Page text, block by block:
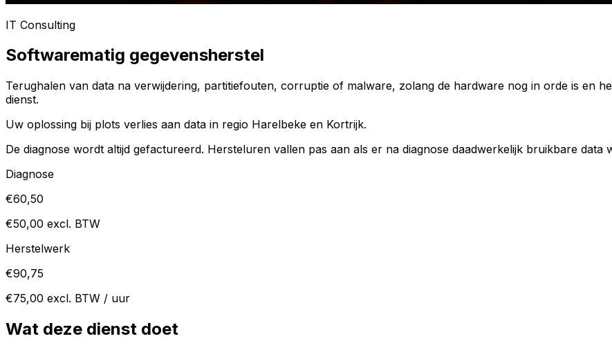
IT Consulting
Softwarematig gegevensherstel
Terughalen van data na verwijdering, partitiefouten, corruptie of malware, zolang de hardware nog in orde is en
dienst.
Uw oplossing bij plots verlies aan data in regio Harelbeke en Kortrijk.
De diagnose wordt altijd gefactureerd. Hersteluren vallen pas aan als er na diagnose daadwerkelijk bruikbare data
Diagnose
€60,50
€50,00 excl. BTW
Herstelwerk
€90,75
€75,00 excl. BTW / uur
Wat deze dienst doet